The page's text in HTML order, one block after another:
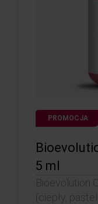
PROMOCJA
5 ml
Bioevolution
(ciepły,